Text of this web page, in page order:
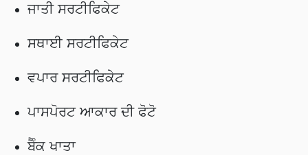
ਜਾਤੀ ਸਰਟੀਫਿਕੇਟ
ਸਥਾਈ ਸਰਟੀਫਿਕੇਟ
ਵਪਾਰ ਸਰਟੀਫਿਕੇਟ
ਪਾਸਪੋਰਟ ਆਕਾਰ ਦੀ ਫੋਟੋ
ਬੈੰਕ ਖਾਤਾ